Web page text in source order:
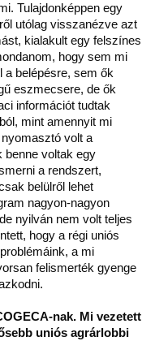
Tulajdonképpen egy
utólag visszanézve azt
kialakult egy felszínes
hogy sem mi
a belépésre, sem ők
eszmecsere, de ők
információt tudtak
mint amennyit mi
volt a
benne voltak egy
a rendszert,
belülről lehet
nagyon-nagyon
nyilván nem volt teljes
hogy a régi uniós
a mi
felismerték gyenge
nak. Mi vezetett
uniós agrárlobbi